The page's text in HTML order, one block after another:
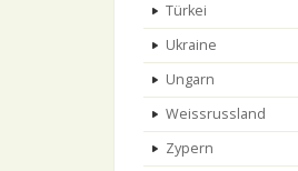
Türkei
Ukraine
Ungarn
Weissrussland
Zypern